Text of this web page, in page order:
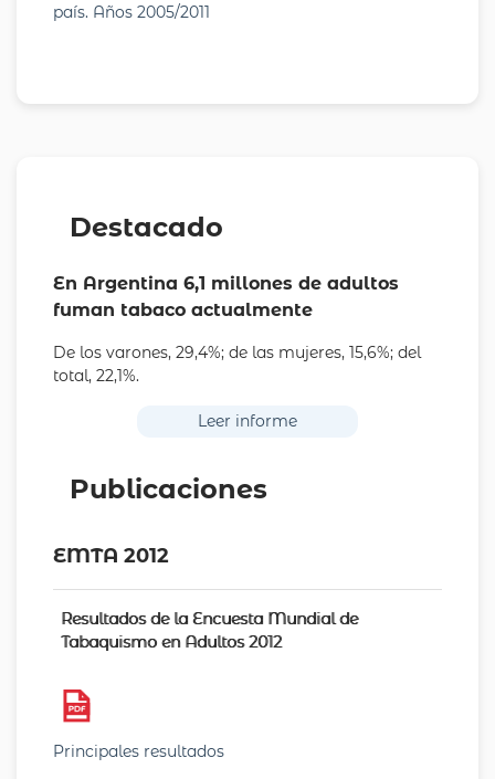
país. Años 2005/2011
Destacado
En Argentina 6,1 millones de adultos
fuman tabaco actualmente
De los varones, 29,4%; de las mujeres, 15,6%; del
total, 22,1%.
Leer informe
Publicaciones
EMTA 2012
Resultados de la Encuesta Mundial de
Tabaquismo en Adultos 2012
Principales resultados